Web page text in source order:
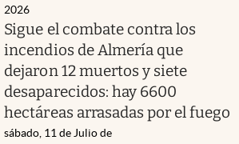
2026
Sigue el combate contra los
incendios de Almería que
dejaron 12 muertos y siete
desaparecidos: hay 6600
hectáreas arrasadas por el fuego
sábado, 11 de Julio de